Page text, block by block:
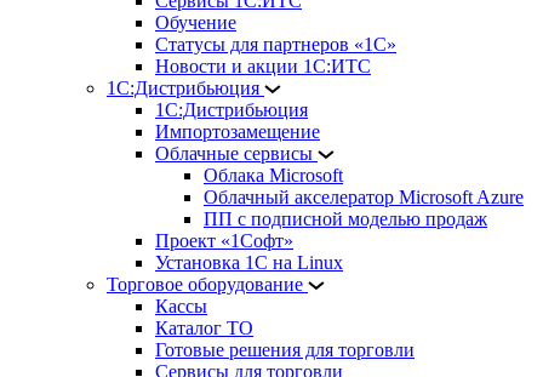
Обучение
Статусы для партнеров «1С»
Новости и акции 1С:ИТС
1С:Дистрибьюция
1С:Дистрибьюция
Импортозамещение
Облачные сервисы
Облака Microsoft
Облачный акселератор Microsoft Azure
ПП с подписной моделью продаж
Проект «1Софт»
Установка 1С на Linux
Торговое оборудование
Кассы
Каталог ТО
Готовые решения для торговли
Сервисы для торговли